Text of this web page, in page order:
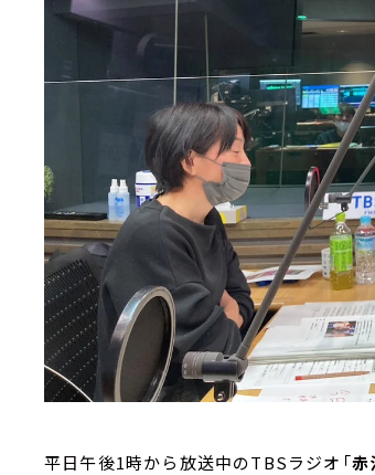
平日午後1時から放送中のTBSラジオ「赤